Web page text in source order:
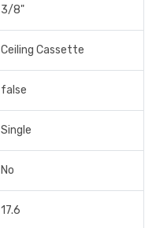
3/8"
Ceiling Cassette
false
Single
No
17.6